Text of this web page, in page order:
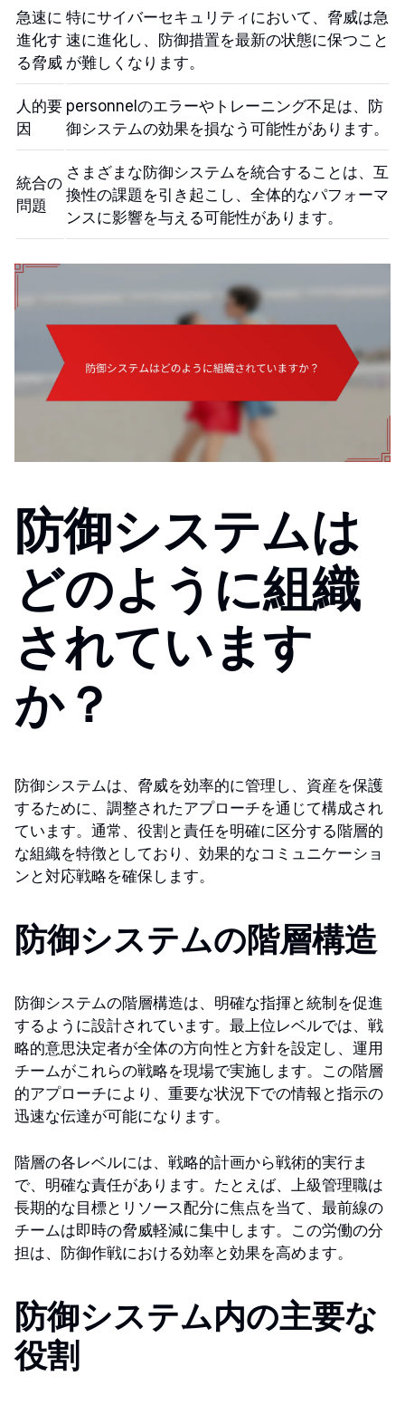
急速に
進化す
る脅威
特にサイバーセキュリティにおいて、脅威は急
速に進化し、防御措置を最新の状態に保つこと
が難しくなります。
人的要
因
personnelのエラーやトレーニング不足は、防
御システムの効果を損なう可能性があります。
統合の
問題
さまざまな防御システムを統合することは、互
換性の課題を引き起こし、全体的なパフォーマ
ンスに影響を与える可能性があります。
防御システムは
どのように組織
されています
か？
防御システムは、脅威を効率的に管理し、資産を保護
するために、調整されたアプローチを通じて構成され
ています。通常、役割と責任を明確に区分する階層的
な組織を特徴としており、効果的なコミュニケーショ
ンと対応戦略を確保します。
防御システムの階層構造
防御システムの階層構造は、明確な指揮と統制を促進
するように設計されています。最上位レベルでは、戦
略的意思決定者が全体の方向性と方針を設定し、運用
チームがこれらの戦略を現場で実施します。この階層
的アプローチにより、重要な状況下での情報と指示の
迅速な伝達が可能になります。
階層の各レベルには、戦略的計画から戦術的実行ま
で、明確な責任があります。たとえば、上級管理職は
長期的な目標とリソース配分に焦点を当て、最前線の
チームは即時の脅威軽減に集中します。この労働の分
担は、防御作戦における効率と効果を高めます。
防御システム内の主要な
役割